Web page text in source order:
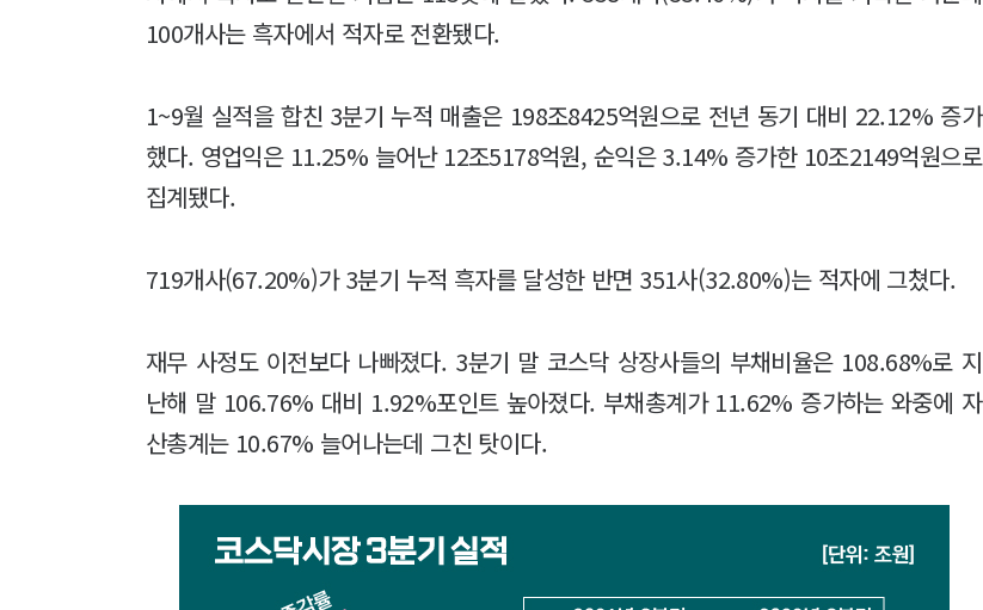
100개사는 흑자에서 적자로 전환됐다.
1~9월 실적을 합친 3분기 누적 매출은 198조8425억원으로 전년 동기 대비 22.12% 증가
했다. 영업익은 11.25% 늘어난 12조5178억원, 순익은 3.14% 증가한 10조2149억원으로
집계됐다.
719개사(67.20%)가 3분기 누적 흑자를 달성한 반면 351사(32.80%)는 적자에 그쳤다.
재무 사정도 이전보다 나빠졌다. 3분기 말 코스닥 상장사들의 부채비율은 108.68%로 지
난해 말 106.76% 대비 1.92%포인트 높아졌다. 부채총계가 11.62% 증가하는 와중에 자
산총계는 10.67% 늘어나는데 그친 탓이다.